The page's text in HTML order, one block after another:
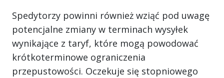
Spedytorzy powinni również wziąć pod uwagę
potencjalne zmiany w terminach wysyłek
wynikające z taryf, które mogą powodować
krótkoterminowe ograniczenia
przepustowości. Oczekuje się stopniowego